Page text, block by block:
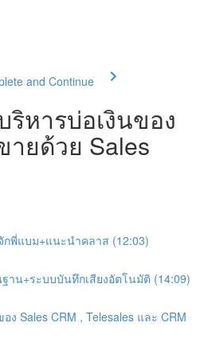
and Continue
ริหารบ่อเงินของ
ายด้วย Sales
กพี่แบม+แนะนำคลาส (12:03)
าน+ระบบบันทึกเสียงอัตโนมัติ (14:09)
ง Sales CRM , Telesales และ CRM